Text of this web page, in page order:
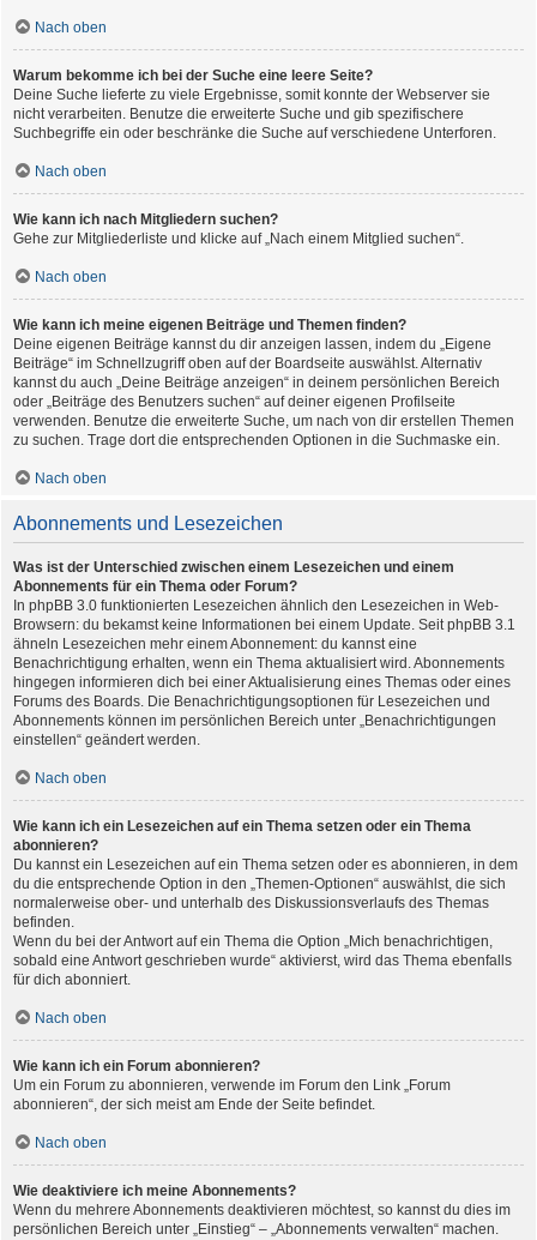
Nach oben
Warum bekomme ich bei der Suche eine leere Seite?
Deine Suche lieferte zu viele Ergebnisse, somit konnte der Webserver sie
nicht verarbeiten. Benutze die erweiterte Suche und gib spezifischere
Suchbegriffe ein oder beschränke die Suche auf verschiedene Unterforen.
Nach oben
Wie kann ich nach Mitgliedern suchen?
Gehe zur Mitgliederliste und klicke auf „Nach einem Mitglied suchen“.
Nach oben
Wie kann ich meine eigenen Beiträge und Themen finden?
Deine eigenen Beiträge kannst du dir anzeigen lassen, indem du „Eigene
Beiträge“ im Schnellzugriff oben auf der Boardseite auswählst. Alternativ
kannst du auch „Deine Beiträge anzeigen“ in deinem persönlichen Bereich
oder „Beiträge des Benutzers suchen“ auf deiner eigenen Profilseite
verwenden. Benutze die erweiterte Suche, um nach von dir erstellen Themen
zu suchen. Trage dort die entsprechenden Optionen in die Suchmaske ein.
Nach oben
Abonnements und Lesezeichen
Was ist der Unterschied zwischen einem Lesezeichen und einem
Abonnements für ein Thema oder Forum?
In phpBB 3.0 funktionierten Lesezeichen ähnlich den Lesezeichen in Web-
Browsern: du bekamst keine Informationen bei einem Update. Seit phpBB 3.1
ähneln Lesezeichen mehr einem Abonnement: du kannst eine
Benachrichtigung erhalten, wenn ein Thema aktualisiert wird. Abonnements
hingegen informieren dich bei einer Aktualisierung eines Themas oder eines
Forums des Boards. Die Benachrichtigungsoptionen für Lesezeichen und
Abonnements können im persönlichen Bereich unter „Benachrichtigungen
einstellen“ geändert werden.
Nach oben
Wie kann ich ein Lesezeichen auf ein Thema setzen oder ein Thema
abonnieren?
Du kannst ein Lesezeichen auf ein Thema setzen oder es abonnieren, in dem
du die entsprechende Option in den „Themen-Optionen“ auswählst, die sich
normalerweise ober- und unterhalb des Diskussionsverlaufs des Themas
befinden.
Wenn du bei der Antwort auf ein Thema die Option „Mich benachrichtigen,
sobald eine Antwort geschrieben wurde“ aktivierst, wird das Thema ebenfalls
für dich abonniert.
Nach oben
Wie kann ich ein Forum abonnieren?
Um ein Forum zu abonnieren, verwende im Forum den Link „Forum
abonnieren“, der sich meist am Ende der Seite befindet.
Nach oben
Wie deaktiviere ich meine Abonnements?
Wenn du mehrere Abonnements deaktivieren möchtest, so kannst du dies im
persönlichen Bereich unter „Einstieg“ – „Abonnements verwalten“ machen.